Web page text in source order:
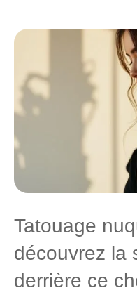
Tatouage
découvrez la
derrière ce